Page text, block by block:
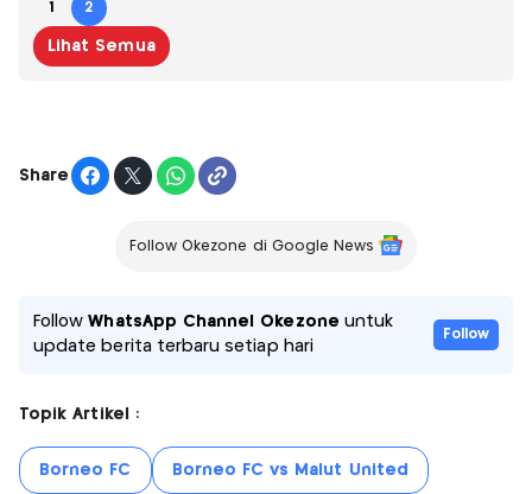
1 2
Lihat Semua
Share
Follow Okezone di Google News
FollowWhatsApp Channel Okezone untuk
update berita terbaru setiap hari
Follow
Topik Artikel :
Borneo FC Borneo FC vs Malut United